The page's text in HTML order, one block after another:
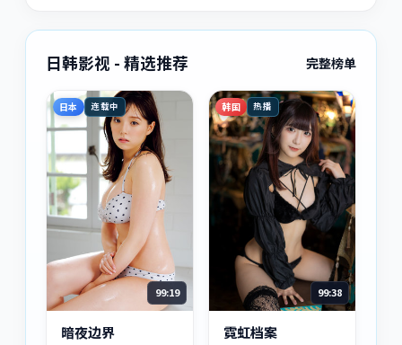
日韩影视 - 精选推荐 完整榜单
日本 连载中
99:19
暗夜边界
韩国 热播
99:38
霓虹档案